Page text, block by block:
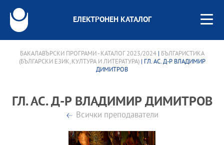
ЕЛЕКТРОНЕН КАТАЛОГ
БАКАЛАВЪРСКИ ПРОГРАМИ - КАТАЛОГ 2023/2024| БЪЛГАРИСТИКА
(БЪЛГАРСКИ ЕЗИК, КУЛТУРА И ЛИТЕРАТУРА)| ГЛ. АС. Д-Р ВЛАДИМИР
ДИМИТРОВ
ГЛ. АС. Д-Р ВЛАДИМИР ДИМИТРОВ
Всички преподаватели